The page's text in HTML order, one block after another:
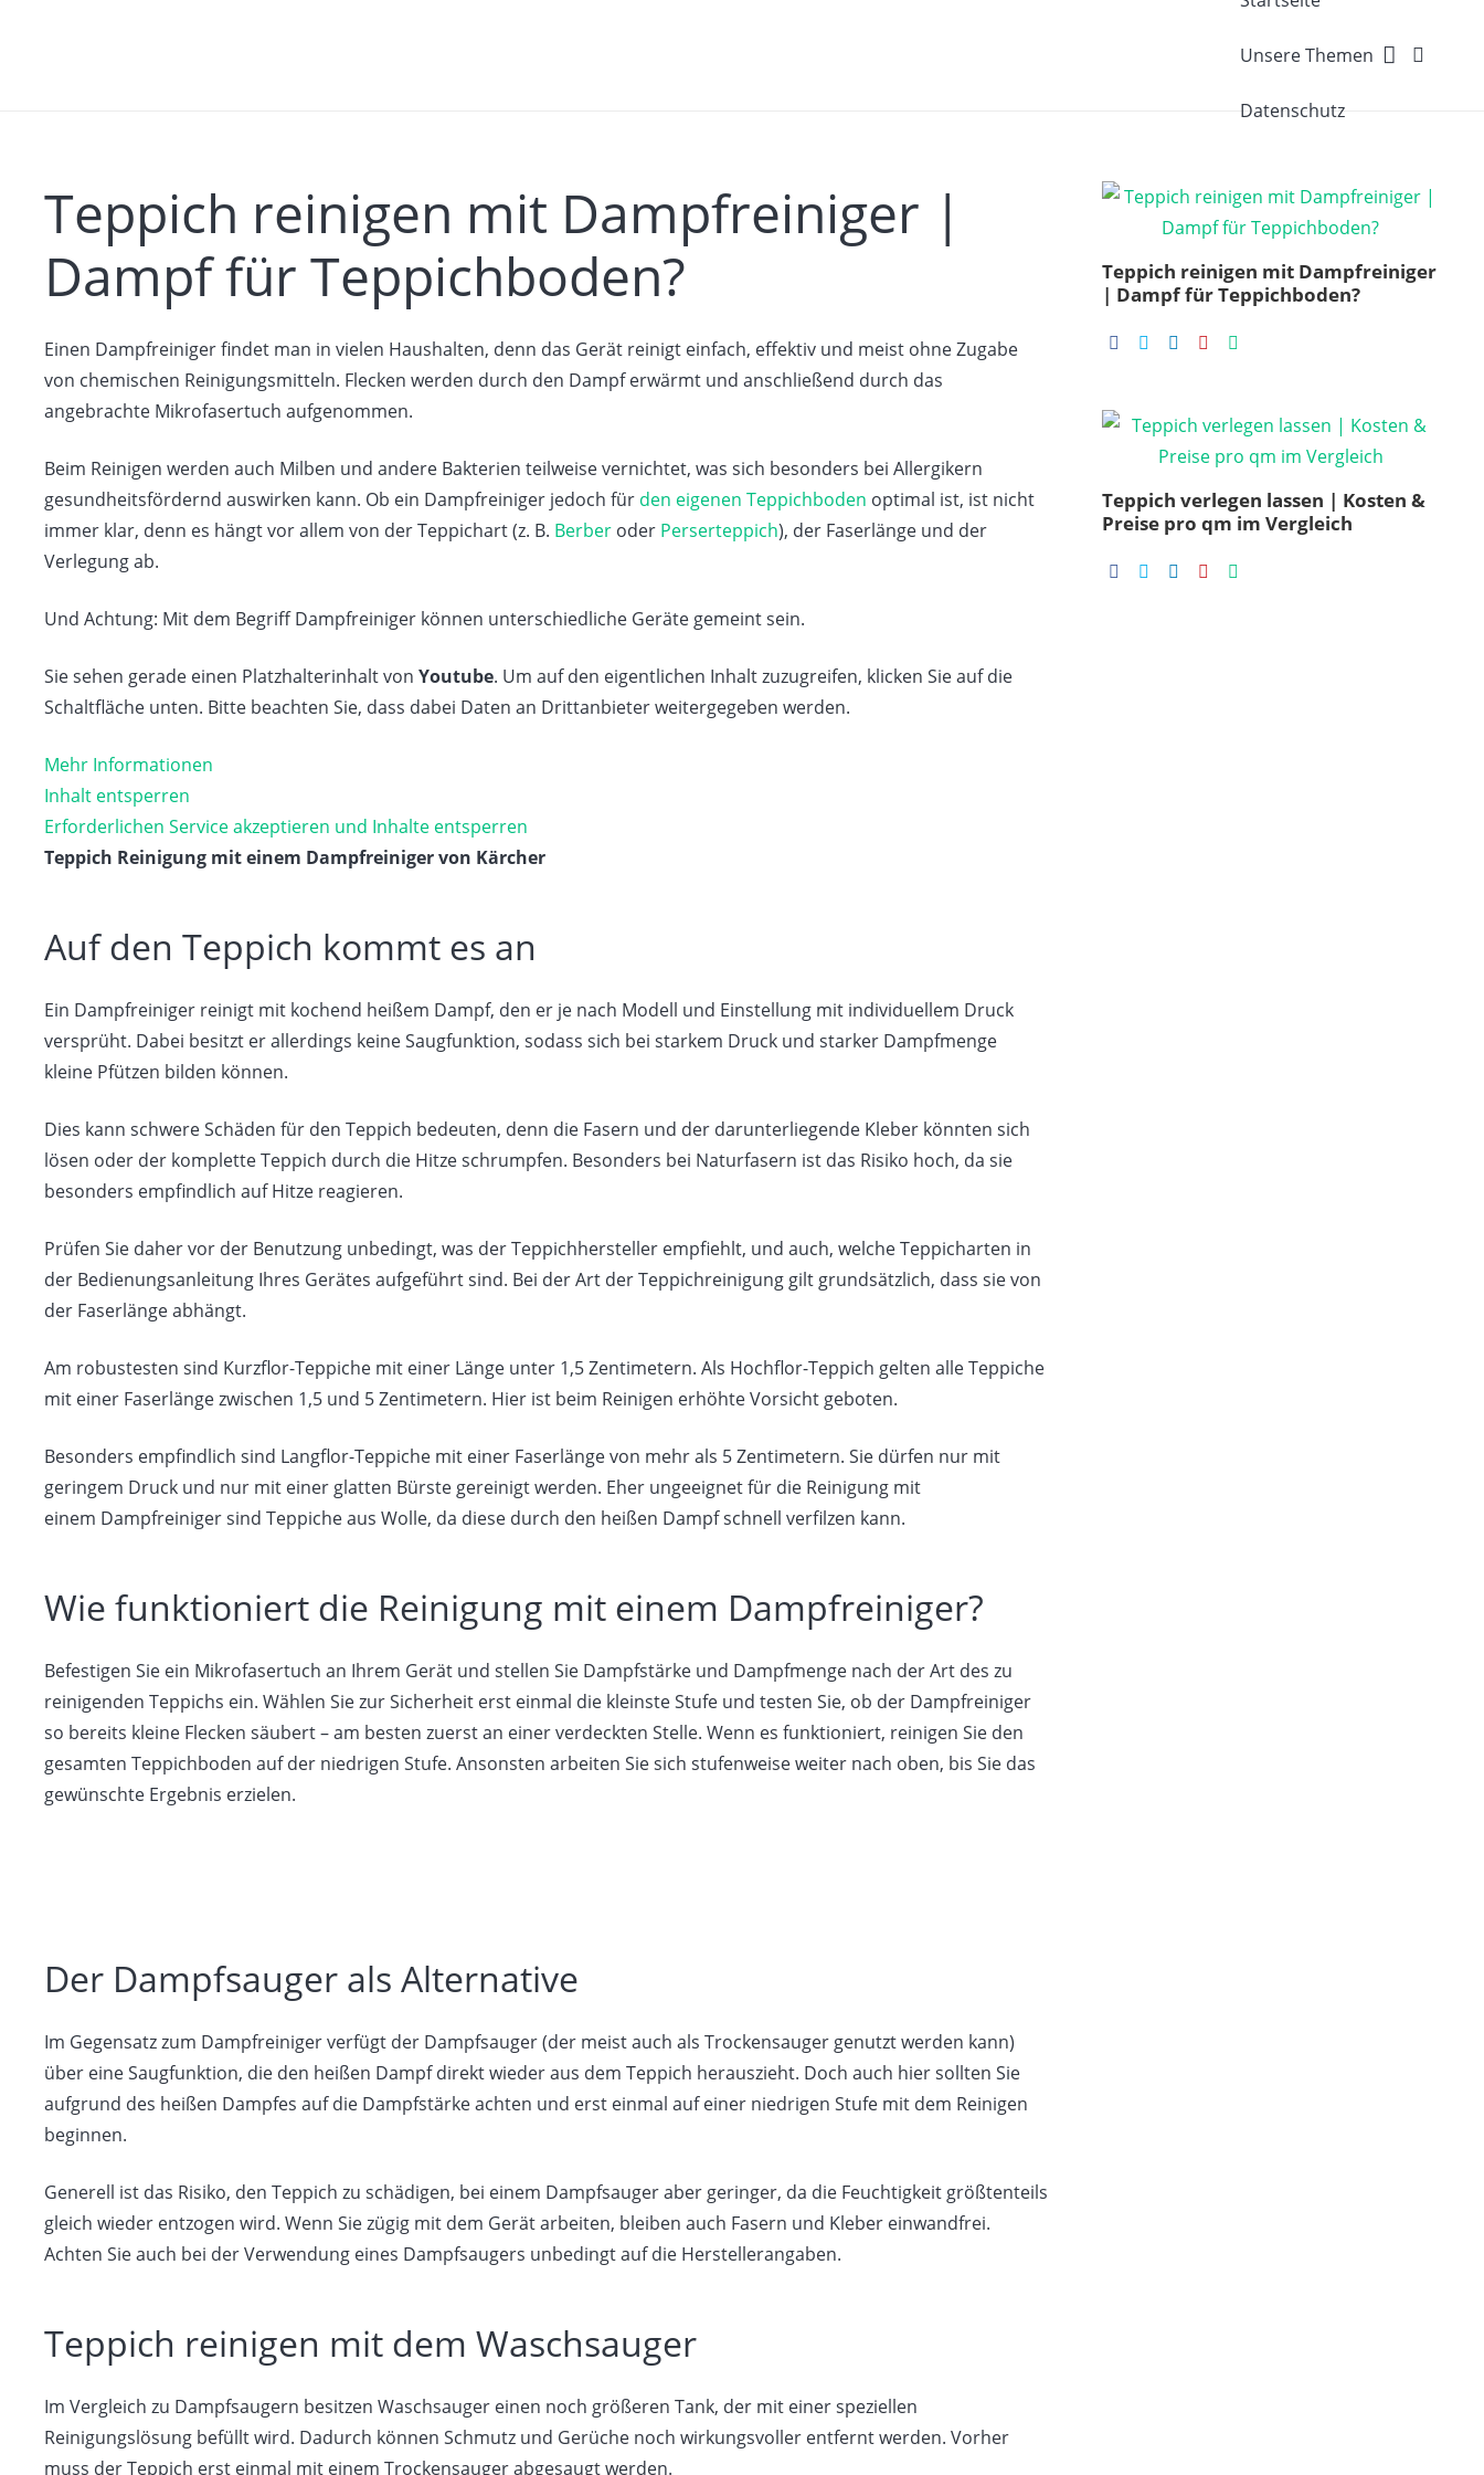
Unsere Themen
Datenschutz
Teppich reinigen mit Dampfreiniger |
Dampf für Teppichboden?
Einen Dampfreiniger findet man in vielen Haushalten, denn das Gerät reinigt einfach, effektiv und meist ohne Zugabe
von chemischen Reinigungsmitteln. Flecken werden durch den Dampf erwärmt und anschließend durch das
angebrachte Mikrofasertuch aufgenommen.
Beim Reinigen werden auch Milben und andere Bakterien teilweise vernichtet, was sich besonders bei Allergikern
gesundheitsfördernd auswirken kann. Ob ein Dampfreiniger jedoch für den eigenen Teppichboden optimal ist, ist nicht
immer klar, denn es hängt vor allem von der Teppichart (z. B. Berber oder Perserteppich), der Faserlänge und der
Verlegung ab.
Und Achtung: Mit dem Begriff Dampfreiniger können unterschiedliche Geräte gemeint sein.
Sie sehen gerade einen Platzhalterinhalt von Youtube. Um auf den eigentlichen Inhalt zuzugreifen, klicken Sie auf die
Schaltfläche unten. Bitte beachten Sie, dass dabei Daten an Drittanbieter weitergegeben werden.
Mehr Informationen
Inhalt entsperren
Erforderlichen Service akzeptieren und Inhalte entsperren
Teppich Reinigung mit einem Dampfreiniger von Kärcher
Auf den Teppich kommt es an
Ein Dampfreiniger reinigt mit kochend heißem Dampf, den er je nach Modell und Einstellung mit individuellem Druck
versprüht. Dabei besitzt er allerdings keine Saugfunktion, sodass sich bei starkem Druck und starker Dampfmenge
kleine Pfützen bilden können.
Dies kann schwere Schäden für den Teppich bedeuten, denn die Fasern und der darunterliegende Kleber könnten sich
lösen oder der komplette Teppich durch die Hitze schrumpfen. Besonders bei Naturfasern ist das Risiko hoch, da sie
besonders empfindlich auf Hitze reagieren.
Prüfen Sie daher vor der Benutzung unbedingt, was der Teppichhersteller empfiehlt, und auch, welche Teppicharten in
der Bedienungsanleitung Ihres Gerätes aufgeführt sind. Bei der Art der Teppichreinigung gilt grundsätzlich, dass sie von
der Faserlänge abhängt.
Am robustesten sind Kurzflor-Teppiche mit einer Länge unter 1,5 Zentimetern. Als Hochflor-Teppich gelten alle Teppiche
mit einer Faserlänge zwischen 1,5 und 5 Zentimetern. Hier ist beim Reinigen erhöhte Vorsicht geboten.
Besonders empfindlich sind Langflor-Teppiche mit einer Faserlänge von mehr als 5 Zentimetern. Sie dürfen nur mit
geringem Druck und nur mit einer glatten Bürste gereinigt werden. Eher ungeeignet für die Reinigung mit
einem Dampfreiniger sind Teppiche aus Wolle, da diese durch den heißen Dampf schnell verfilzen kann.
Wie funktioniert die Reinigung mit einem Dampfreiniger?
Befestigen Sie ein Mikrofasertuch an Ihrem Gerät und stellen Sie Dampfstärke und Dampfmenge nach der Art des zu
reinigenden Teppichs ein. Wählen Sie zur Sicherheit erst einmal die kleinste Stufe und testen Sie, ob der Dampfreiniger
so bereits kleine Flecken säubert – am besten zuerst an einer verdeckten Stelle. Wenn es funktioniert, reinigen Sie den
gesamten Teppichboden auf der niedrigen Stufe. Ansonsten arbeiten Sie sich stufenweise weiter nach oben, bis Sie das
gewünschte Ergebnis erzielen.
Der Dampfsauger als Alternative
Im Gegensatz zum Dampfreiniger verfügt der Dampfsauger (der meist auch als Trockensauger genutzt werden kann)
über eine Saugfunktion, die den heißen Dampf direkt wieder aus dem Teppich herauszieht. Doch auch hier sollten Sie
aufgrund des heißen Dampfes auf die Dampfstärke achten und erst einmal auf einer niedrigen Stufe mit dem Reinigen
beginnen.
Generell ist das Risiko, den Teppich zu schädigen, bei einem Dampfsauger aber geringer, da die Feuchtigkeit größtenteils
gleich wieder entzogen wird. Wenn Sie zügig mit dem Gerät arbeiten, bleiben auch Fasern und Kleber einwandfrei.
Achten Sie auch bei der Verwendung eines Dampfsaugers unbedingt auf die Herstellerangaben.
Teppich reinigen mit dem Waschsauger
Im Vergleich zu Dampfsaugern besitzen Waschsauger einen noch größeren Tank, der mit einer speziellen
Reinigungslösung befüllt wird. Dadurch können Schmutz und Gerüche noch wirkungsvoller entfernt werden. Vorher
muss der Teppich erst einmal mit einem Trockensauger abgesaugt werden.
Teppich reinigen mit Dampfreiniger
| Dampf für Teppichboden?
Teppich verlegen lassen | Kosten &
Preise pro qm im Vergleich